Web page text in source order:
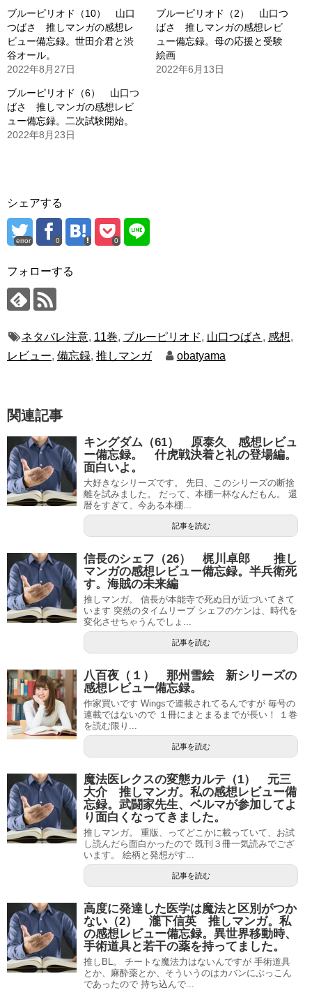
ブルーピリオド（10） 山口
つばさ 推しマンガの感想レ
ビュー備忘録。世田介君と渋
谷オール。
2022年8月27日
ブルーピリオド（2） 山口つ
ばさ 推しマンガの感想レビ
ュー備忘録。母の応援と受験
絵画
2022年6月13日
ブルーピリオド（6） 山口つ
ばさ 推しマンガの感想レビ
ュー備忘録。二次試験開始。
2022年8月23日
シェアする
error 0 0
フォローする
ネタバレ注意, 11巻, ブルーピリオド, 山口つばさ , 感想,
レビュー, 備忘録, 推しマンガ obatyama
関連記事
キングダム（61） 原泰久 感想レビュ
ー備忘録。 什虎戦決着と礼の登場編。
面白いよ。
大好きなシリーズです。 先日、このシリーズの断捨
離を試みました。 だって、本棚一杯なんだもん。 還
暦をすぎて、今ある本棚...
記事を読む
信長のシェフ（26） 梶川卓郎 推し
マンガの感想レビュー備忘録。半兵衛死
す。海賊の未来編
推しマンガ。 信長が本能寺で死ぬ日が近づいてきて
います 突然のタイムリープ シェフのケンは、時代を
変化させちゃうんでしょ...
記事を読む
八百夜（１） 那州雪絵 新シリーズの
感想レビュー備忘録。
作家買いです Wingsで連載されてるんですが 毎号の
連載ではないので １冊にまとまるまでが長い！ １巻
を読む限り...
記事を読む
魔法医レクスの変態カルテ（1） 元三
大介 推しマンガ。私の感想レビュー備
忘録。武闘家先生、ベルマが参加してよ
り面白くなってきました。
推しマンガ。 重版、ってどこかに載っていて、お試
し読んだら面白かったので 既刊３冊一気読みでござ
います。 絵柄と発想がす...
記事を読む
高度に発達した医学は魔法と区別がつか
ない（2） 瀧下信英 推しマンガ。私
の感想レビュー備忘録。異世界移動時、
手術道具と若干の薬を持ってました。
推しBL。 チートな魔法力はないんですが 手術道具
とか、麻酔薬とか、そういうのはカバンにぶっこん
であったので 持ち込んで...